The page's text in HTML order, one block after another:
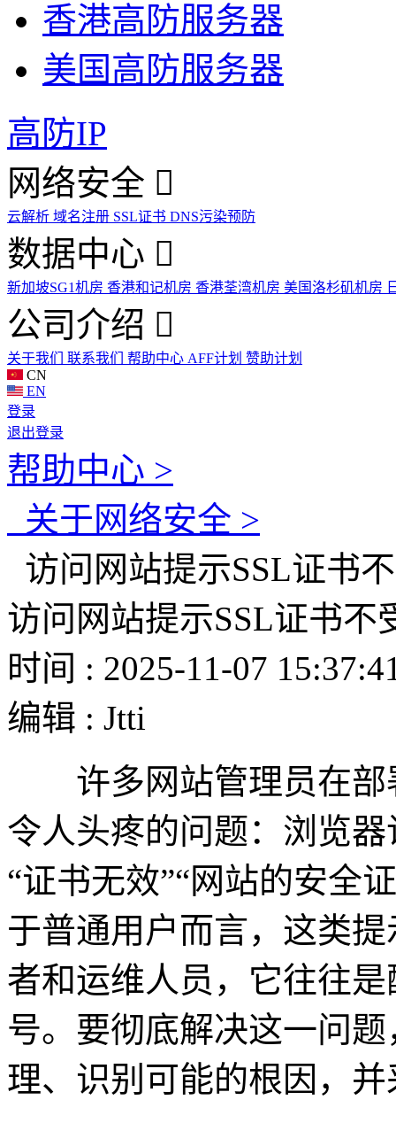
香港高防服务器
美国高防服务器
高防IP
网络安全
云解析 域名注册 SSL证书 DNS污染预防
数据中心
新加坡SG1机房 香港和记机房 香港荃湾机房 美国洛杉矶机房
公司介绍
关于我们 联系我们 帮助中心 AFF计划 赞助计划
CN
EN
登录
退出登录
帮助中心 >
关于网络安全 >
访问网站提示SSL证书
访问网站提示SSL证书
时间 : 2025-11-07
编辑 : Jtti
许多网站管理员在部
令人头疼的问题：浏览
“证书无效”“网站的安全
于普通用户而言，这类
者和运维人员，它往往
号。要彻底解决这一问
理、识别可能的根因，